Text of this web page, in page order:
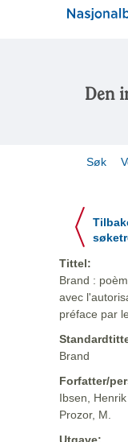
Den
Søk
Tittel:
Brand :
avec
préface par
Brand
Forfatter/
Ibsen, Henrik
Prozor, M.